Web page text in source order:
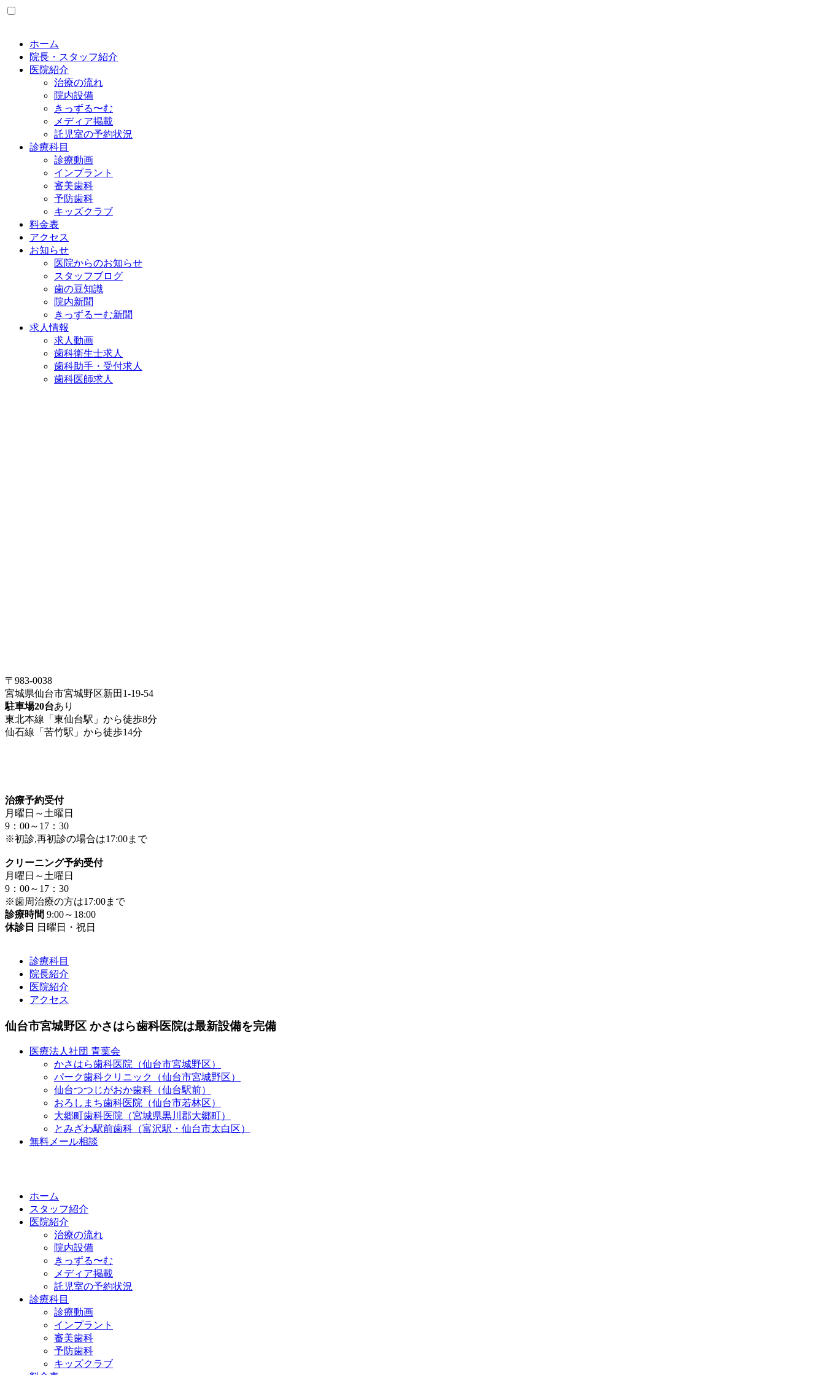
ホーム
院長・スタッフ紹介
医院紹介
治療の流れ
院内設備
きっずる〜む
メディア掲載
託児室の予約状況
診療科目
診療動画
インプラント
審美歯科
予防歯科
キッズクラブ
料金表
アクセス
お知らせ
医院からのお知らせ
スタッフブログ
歯の豆知識
院内新聞
きっずるーむ新聞
求人情報
求人動画
歯科衛生士求人
歯科助手・受付求人
歯科医師求人
〒983-0038
宮城県仙台市宮城野区新田1-19-54
駐車場20台あり
東北本線「東仙台駅」から徒歩8分
仙石線「苦竹駅」から徒歩14分
治療予約受付
月曜日～土曜日
9：00～17：30
※初診,再初診の場合は17:00まで
クリーニング予約受付
月曜日～土曜日
9：00～17：30
※歯周治療の方は17:00まで
診療時間 9:00～18:00
休診日
日曜日・祝日
診療科目
院長紹介
医院紹介
アクセス
仙台市宮城野区 かさはら歯科医院は最新設備を完備
医療法人社団 青葉会
かさはら歯科医院（仙台市宮城野区）
パーク歯科クリニック（仙台市宮城野区）
仙台つつじがおか歯科（仙台駅前）
おろしまち歯科医院（仙台市若林区）
大郷町歯科医院（宮城県黒川郡大郷町）
とみざわ駅前歯科（富沢駅・仙台市太白区）
無料メール相談
ホーム
スタッフ紹介
医院紹介
治療の流れ
院内設備
きっずる〜む
メディア掲載
託児室の予約状況
診療科目
診療動画
インプラント
審美歯科
予防歯科
キッズクラブ